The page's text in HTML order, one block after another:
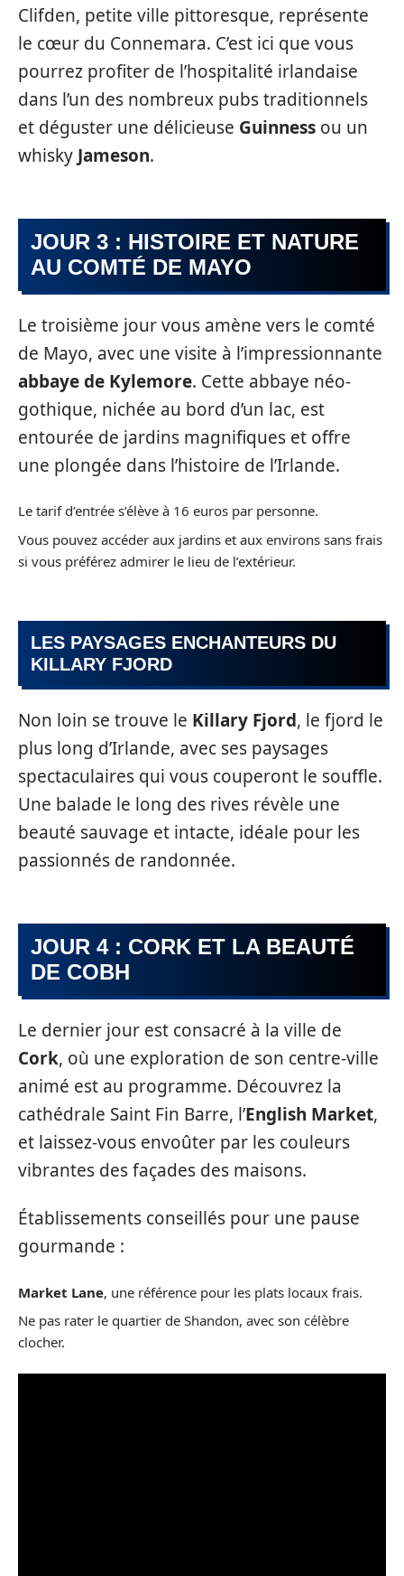
Clifden, petite ville pittoresque, représente
le cœur du Connemara. C’est ici que vous
pourrez profiter de l’hospitalité irlandaise
dans l’un des nombreux pubs traditionnels
et déguster une délicieuse Guinness ou un
whisky Jameson.
JOUR 3 : HISTOIRE ET NATURE
AU COMTÉ DE MAYO
Le troisième jour vous amène vers le comté
de Mayo, avec une visite à l’impressionnante
abbaye de Kylemore. Cette abbaye néo-
gothique, nichée au bord d’un lac, est
entourée de jardins magnifiques et offre
une plongée dans l’histoire de l’Irlande.
Le tarif d’entrée s’élève à 16 euros par personne.
Vous pouvez accéder aux jardins et aux environs sans frais
si vous préférez admirer le lieu de l’extérieur.
LES PAYSAGES ENCHANTEURS DU
KILLARY FJORD
Non loin se trouve le Killary Fjord, le fjord le
plus long d’Irlande, avec ses paysages
spectaculaires qui vous couperont le souffle.
Une balade le long des rives révèle une
beauté sauvage et intacte, idéale pour les
passionnés de randonnée.
JOUR 4 : CORK ET LA BEAUTÉ
DE COBH
Le dernier jour est consacré à la ville de
Cork, où une exploration de son centre-ville
animé est au programme. Découvrez la
cathédrale Saint Fin Barre, l’English Market,
et laissez-vous envoûter par les couleurs
vibrantes des façades des maisons.
Établissements conseillés pour une pause
gourmande :
Market Lane, une référence pour les plats locaux frais.
Ne pas rater le quartier de Shandon, avec son célèbre
clocher.